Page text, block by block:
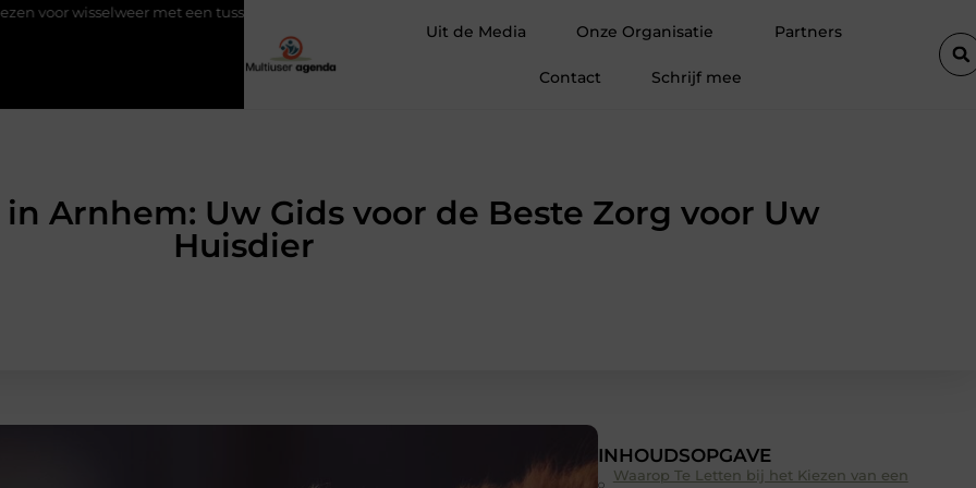
met een tussenjas Veilige aarding in oudere woningen door een elektricien in Barneveld
Uit de Media Onze Organisatie Partners
Contact Schrijf mee
Arnhem: Uw Gids voor de Beste Zorg voor Uw
Huisdier
INHOUDSOPGAVE
Waarop Te Letten bij het Kiezen van een